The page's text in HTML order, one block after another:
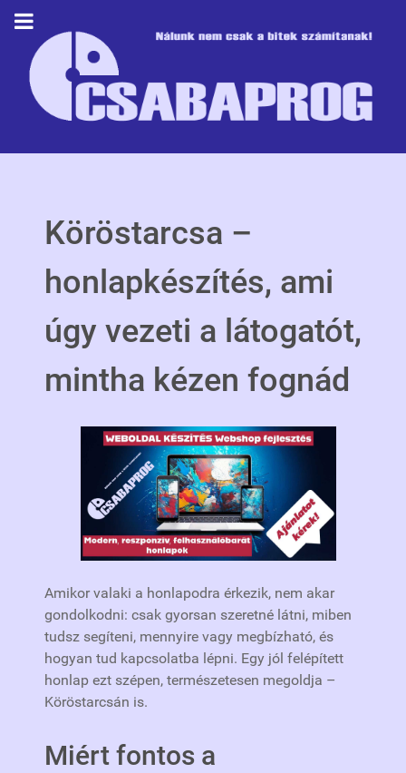
Köröstarcsa –
honlapkészítés, ami
úgy vezeti a látogatót,
mintha kézen fognád
Amikor valaki a honlapodra érkezik, nem akar
gondolkodni: csak gyorsan szeretné látni, miben
tudsz segíteni, mennyire vagy megbízható, és
hogyan tud kapcsolatba lépni. Egy jól felépített
honlap ezt szépen, természetesen megoldja –
Köröstarcsán is.
Miért fontos a